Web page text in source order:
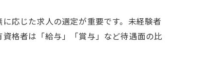
応じた求人の選定が重要です。未経験者
格者は「給与」「賞与」など待遇面の比